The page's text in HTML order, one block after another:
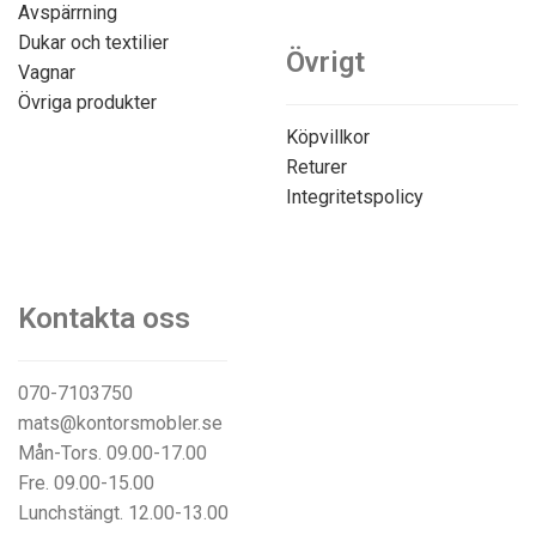
Avspärrning
Dukar och textilier
Vagnar
Övriga produkter
Övrigt
Köpvillkor
Returer
Integritetspolicy
Kontakta oss
070-7103750
mats@kontorsmobler.se
Mån-Tors. 09.00-17.00
Fre. 09.00-15.00
Lunchstängt. 12.00-13.00